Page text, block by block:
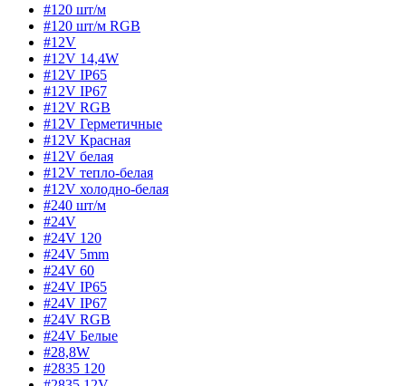
#120 шт/м
#120 шт/м RGB
#12V
#12V 14,4W
#12V IP65
#12V IP67
#12V RGB
#12V Герметичные
#12V Красная
#12V белая
#12V тепло-белая
#12V холодно-белая
#240 шт/м
#24V
#24V 120
#24V 5mm
#24V 60
#24V IP65
#24V IP67
#24V RGB
#24V Белые
#28,8W
#2835 120